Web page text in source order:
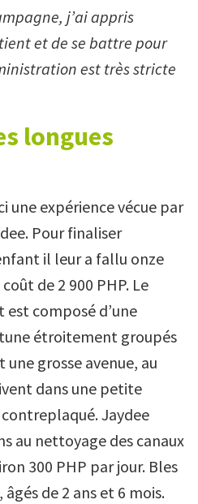
j’ai appris
et de se battre pour
est très stricte
longues
une expérience vécue par
Pour finaliser
il leur a fallu onze
de 2 900 PHP. Le
est composé d’une
étroitement groupés
grosse avenue, au
dans une petite
Jaydee
au nettoyage des canaux
300 PHP par jour. Bles
de 2 ans et 6 mois.